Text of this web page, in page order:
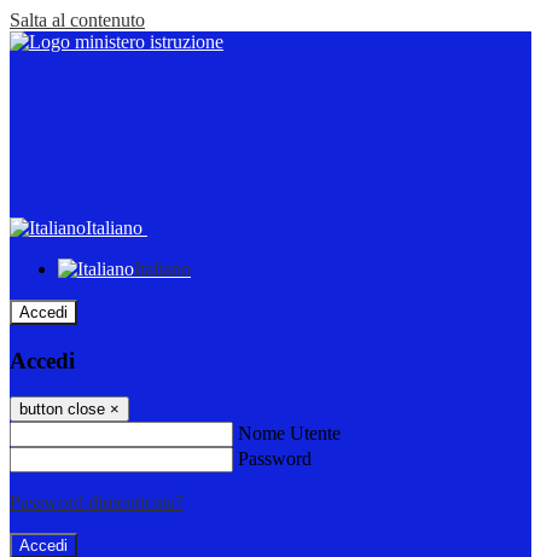
Salta al contenuto
Italiano
Italiano
Accedi
Accedi
button close ×
Nome Utente
Password
Password dimenticata?